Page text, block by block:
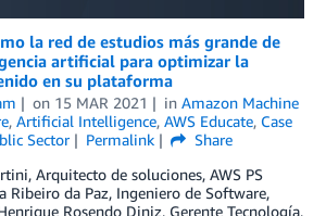
la red de estudios más grande de
artificial para optimizar la
en su plataforma
on 15 MAR 2021 in Amazon Machine
, Artificial Intelligence, AWS Educate, Case
Sector Permalink
Share
Arquitecto de soluciones, AWS PS
Ribeiro da Paz, Ingeniero de Software,
Rosendo Diniz, Gerente Tecnología,